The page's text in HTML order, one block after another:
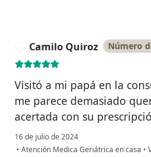
Camilo Quiroz Número
Visitó a mi papá en la
me parece demasiado
acertada con su
16 de julio de 2024
• Atención Medica Geriátrica en casa •